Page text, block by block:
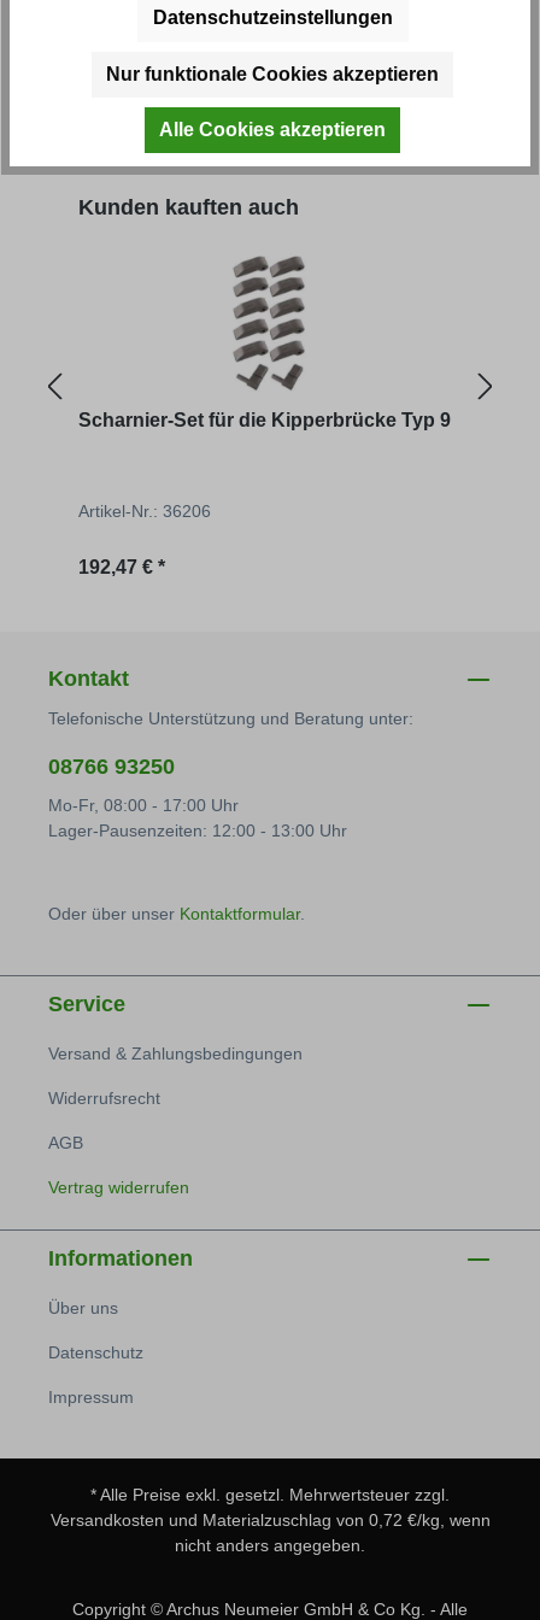
Produktgalerie überspringen
Kunden kauften auch
Scharnier-Set für die Kipperbrücke Typ 9
Artikel-Nr.: 36206
Regulärer Preis:
192,47 € *
Kontakt
Telefonische Unterstützung und Beratung unter:
08766 93250
Mo-Fr, 08:00 - 17:00 Uhr
Lager-Pausenzeiten: 12:00 - 13:00 Uhr
Oder über unser Kontaktformular.
Service
Versand & Zahlungsbedingungen
Widerrufsrecht
AGB
Vertrag widerrufen
Informationen
Über uns
Datenschutz
Impressum
* Alle Preise exkl. gesetzl. Mehrwertsteuer zzgl.
Versandkosten und Materialzuschlag von 0,72 €/kg, wenn
nicht anders angegeben.
Copyright © Archus Neumeier GmbH & Co Kg. - Alle
Datenschutzeinstellungen
Nur funktionale Cookies akzeptieren
Alle Cookies akzeptieren